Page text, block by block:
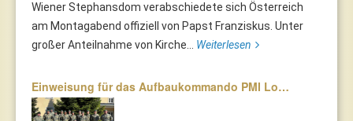
Wiener Stephansdom verabschiedete sich Österreich
am Montagabend offiziell von Papst Franziskus. Unter
großer Anteilnahme von Kirche... Weiterlesen
Einweisung für das Aufbaukommando PMI Lo…